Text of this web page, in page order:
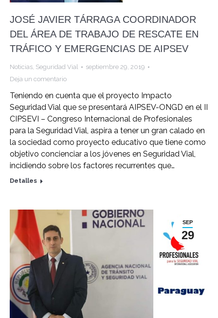
JOSÉ JAVIER TÁRRAGA COORDINADOR
DEL ÁREA DE TRABAJO DE RESCATE EN
TRÁFICO Y EMERGENCIAS DE AIPSEV
Noticias, Seguridad Vial
septiembre 29, 2019
Deja un comentario
Teniendo en cuenta que el proyecto Impacto
Seguridad Vial que se presentará AIPSEV-ONGD en el II
CIPSEVI – Congreso Internacional de Profesionales
para la Seguridad Vial, aspira a tener un gran calado en
la sociedad como proyecto educativo que tiene como
objetivo concienciar a los jóvenes en Seguridad Vial,
incidiendo sobre los factores recurrentes que…
Detalles
SEP
29